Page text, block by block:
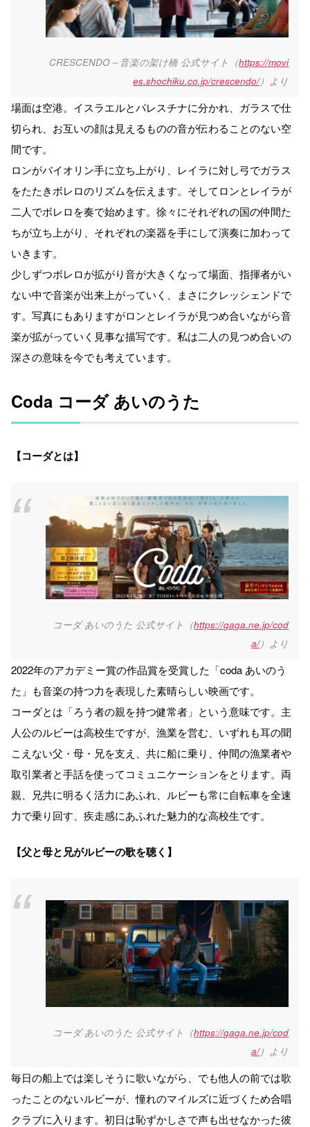
CRESCENDO～音楽の架け橋 公式サイト（https://movi
es.shochiku.co.jp/crescendo/）より
場面は空港。イスラエルとパレスチナに分かれ、ガラスで仕
切られ、お互いの顔は見えるものの音が伝わることのない空
間です。
ロンがバイオリン手に立ち上がり、レイラに対し弓でガラス
をたたきボレロのリズムを伝えます。そしてロンとレイラが
二人でボレロを奏で始めます。徐々にそれぞれの国の仲間た
ちが立ち上がり、それぞれの楽器を手にして演奏に加わって
いきます。
少しずつボレロが拡がり音が大きくなって場面、指揮者がい
ない中で音楽が出来上がっていく、まさにクレッシェンドで
す。写真にもありますがロンとレイラが見つめ合いながら音
楽が拡がっていく見事な描写です。私は二人の見つめ合いの
深さの意味を今でも考えています。
Coda コーダ あいのうた
【コーダとは】
コーダ あいのうた 公式サイト（https://gaga.ne.jp/cod
a/）より
2022年のアカデミー賞の作品賞を受賞した「coda あいのう
た」も音楽の持つ力を表現した素晴らしい映画です。
コーダとは「ろう者の親を持つ健常者」という意味です。主
人公のルビーは高校生ですが、漁業を営む、いずれも耳の聞
こえない父・母・兄を支え、共に船に乗り、仲間の漁業者や
取引業者と手話を使ってコミュニケーションをとります。両
親、兄共に明るく活力にあふれ、ルビーも常に自転車を全速
力で乗り回す、疾走感にあふれた魅力的な高校生です。
【父と母と兄がルビーの歌を聴く】
コーダ あいのうた 公式サイト（https://gaga.ne.jp/cod
a/）より
毎日の船上では楽しそうに歌いながら、でも他人の前では歌
ったことのないルビーが、憧れのマイルズに近づくため合唱
クラブに入ります。初日は恥ずかしさで声も出せなかった彼